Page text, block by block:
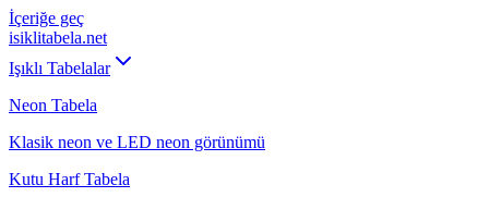
İçeriğe geç
isiklitabela.net
Işıklı Tabelalar
Neon Tabela
Klasik neon ve LED neon görünümü
Kutu Harf Tabela